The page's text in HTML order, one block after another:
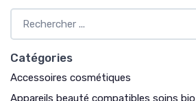
Catégories
Accessoires cosmétiques
Appareils beauté compatibles soins bio